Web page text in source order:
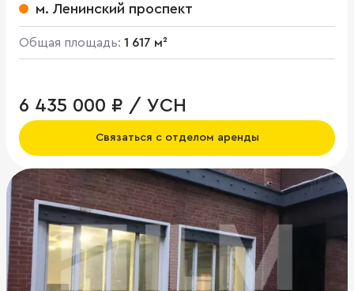
м. Ленинский проспект
Общая площадь: 1 617 м²
6 435 000 ₽ / УСН
Связаться с отделом аренды